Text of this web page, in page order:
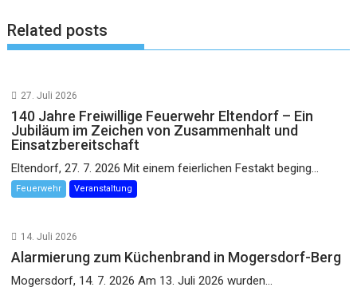
Related posts
27. Juli 2026
140 Jahre Freiwillige Feuerwehr Eltendorf – Ein
Jubiläum im Zeichen von Zusammenhalt und
Einsatzbereitschaft
Eltendorf, 27. 7. 2026 Mit einem feierlichen Festakt beging...
Feuerwehr Veranstaltung
14. Juli 2026
Alarmierung zum Küchenbrand in Mogersdorf-Berg
Mogersdorf, 14. 7. 2026 Am 13. Juli 2026 wurden...